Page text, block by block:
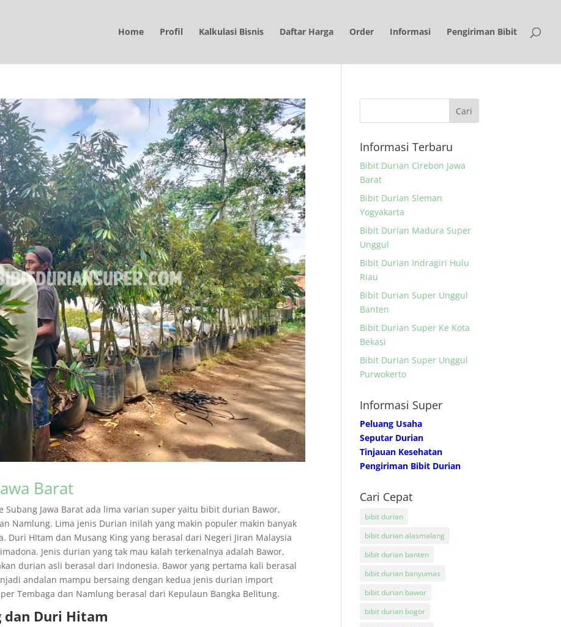
Home Profil Kalkulasi Bisnis Daftar Harga Order Informasi Pengiriman Bibit
Barat
Jawa Barat ada lima varian super yaitu bibit durian Bawor,
Namlung. Lima jenis Durian inilah yang makin populer makin banyak
Duri HItam dan Musang King yang berasal dari Negeri Jiran Malaysia
Jenis durian yang tak mau kalah terkenalnya adalah Bawor,
durian asli berasal dari Indonesia. Bawor yang pertama kali berasal
andalan mampu bersaing dengan kedua jenis durian import
Tembaga dan Namlung berasal dari Kepulaun Bangka Belitung.
dan Duri Hitam
Informasi Terbaru
Bibit Durian Cirebon Jawa
Barat
Bibit Durian Sleman
Yogyakarta
Bibit Durian Madura Super
Unggul
Bibit Durian Indragiri Hulu
Riau
Bibit Durian Super Unggul
Banten
Bibit Durian Super Ke Kota
Bekasi
Bibit Durian Super Unggul
Purwokerto
Informasi Super
Peluang Usaha
Seputar Durian
Tinjauan Kesehatan
Pengiriman Bibit Durian
Cari Cepat
bibit durian
bibit durian alasmalang
bibit durian banten
bibit durian banyumas
bibit durian bawor
bibit durian bogor